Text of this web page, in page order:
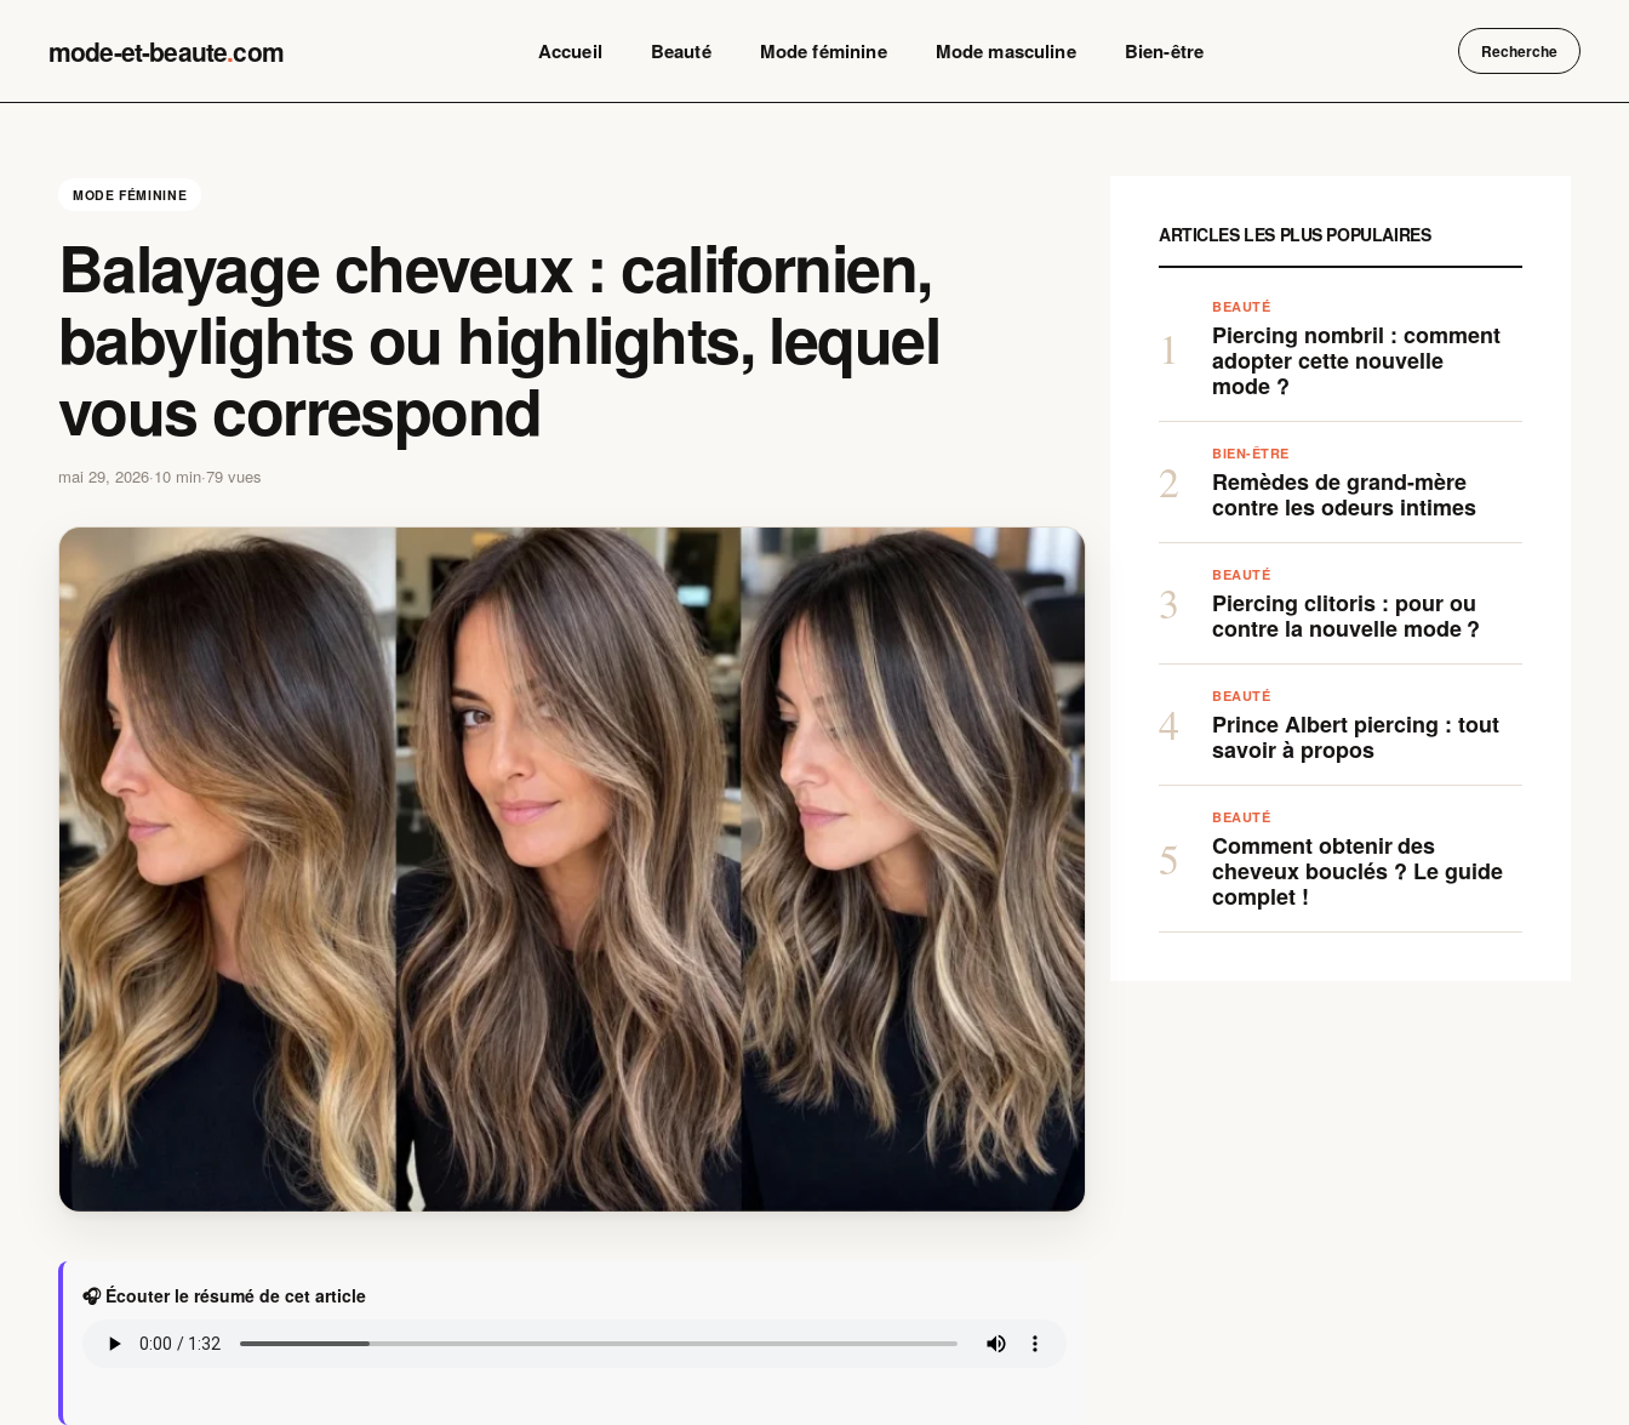
mode-et-beaute.com Accueil Beauté Mode féminine Mode masculine Bien-être Recherche
MODE FÉMININE
Balayage cheveux : californien,
babylights ou highlights, lequel
vous correspond
mai 29, 2026·10 min·79 vues
🎧 Écouter le résumé de cet article
ARTICLES LES PLUS POPULAIRES
1
BEAUTÉ
Piercing nombril : comment
adopter cette nouvelle
mode ?
2
BIEN-ÊTRE
Remèdes de grand-mère
contre les odeurs intimes
3
BEAUTÉ
Piercing clitoris : pour ou
contre la nouvelle mode ?
4
BEAUTÉ
Prince Albert piercing : tout
savoir à propos
5
BEAUTÉ
Comment obtenir des
cheveux bouclés ? Le guide
complet !